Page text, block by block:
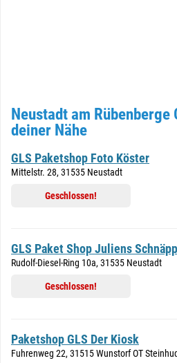
Neustadt am Rübenberge
deiner Nähe
GLS Paketshop Foto Köster
Mittelstr. 28, 31535 Neustadt
Geschlossen!
GLS Paket Shop Juliens
Rudolf-Diesel-Ring 10a, 31535 Neustadt
Geschlossen!
Paketshop GLS Der Kiosk
Fuhrenweg 22, 31515 Wunstorf OT